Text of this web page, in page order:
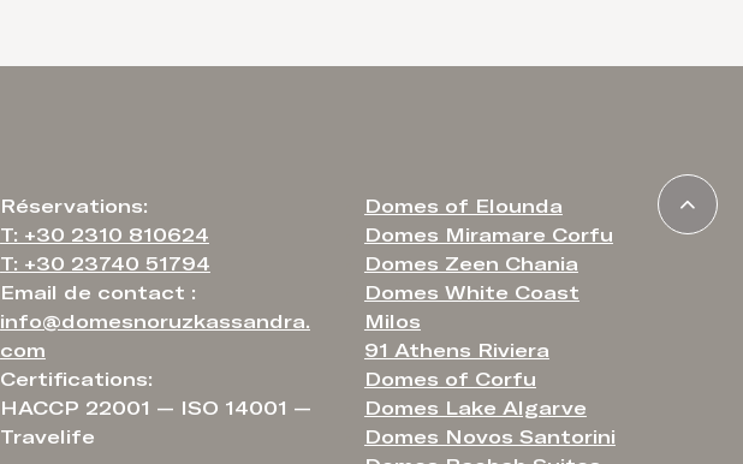
Réservations:
T: +30 2310 810624
T: +30 23740 51794
Email de contact :
info@domesnoruzkassandra.
com
Certifications:
HACCP 22001 — ISO 14001 —
Travelife
Domes of Elounda
Domes Miramare Corfu
Domes Zeen Chania
Domes White Coast
Milos
91 Athens Riviera
Domes of Corfu
Domes Lake Algarve
Domes Novos Santorini